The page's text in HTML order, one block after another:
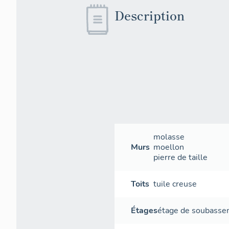
Description
Murs
molasse
moellon
pierre de taille
Toits tuile creuse
Étagesétage de